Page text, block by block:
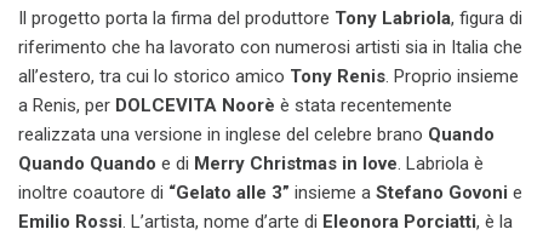
Il progetto porta la firma del produttore Tony Labriola, figura di
riferimento che ha lavorato con numerosi artisti sia in Italia che
all’estero, tra cui lo storico amico Tony Renis. Proprio insieme
a Renis, per DOLCEVITA Noorè è stata recentemente
realizzata una versione in inglese del celebre brano Quando
Quando Quando e di Merry Christmas in love. Labriola è
inoltre coautore di “Gelato alle 3” insieme a Stefano Govoni e
Emilio Rossi. L’artista, nome d’arte di Eleonora Porciatti, è la